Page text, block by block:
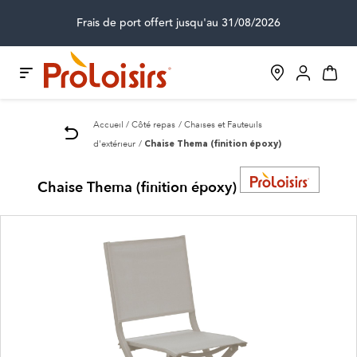
Frais de port offert jusqu'au 31/08/2026
Accueil Côté repas
Chaises et Fauteuils
d'extérieur
Chaise Thema (finition époxy)
Chaise Thema (finition époxy)